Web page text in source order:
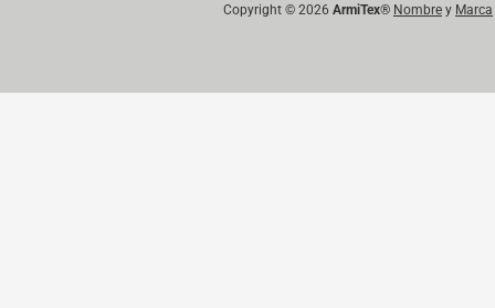
Copyright © 2026 ArmiTex® Nombre y Marca